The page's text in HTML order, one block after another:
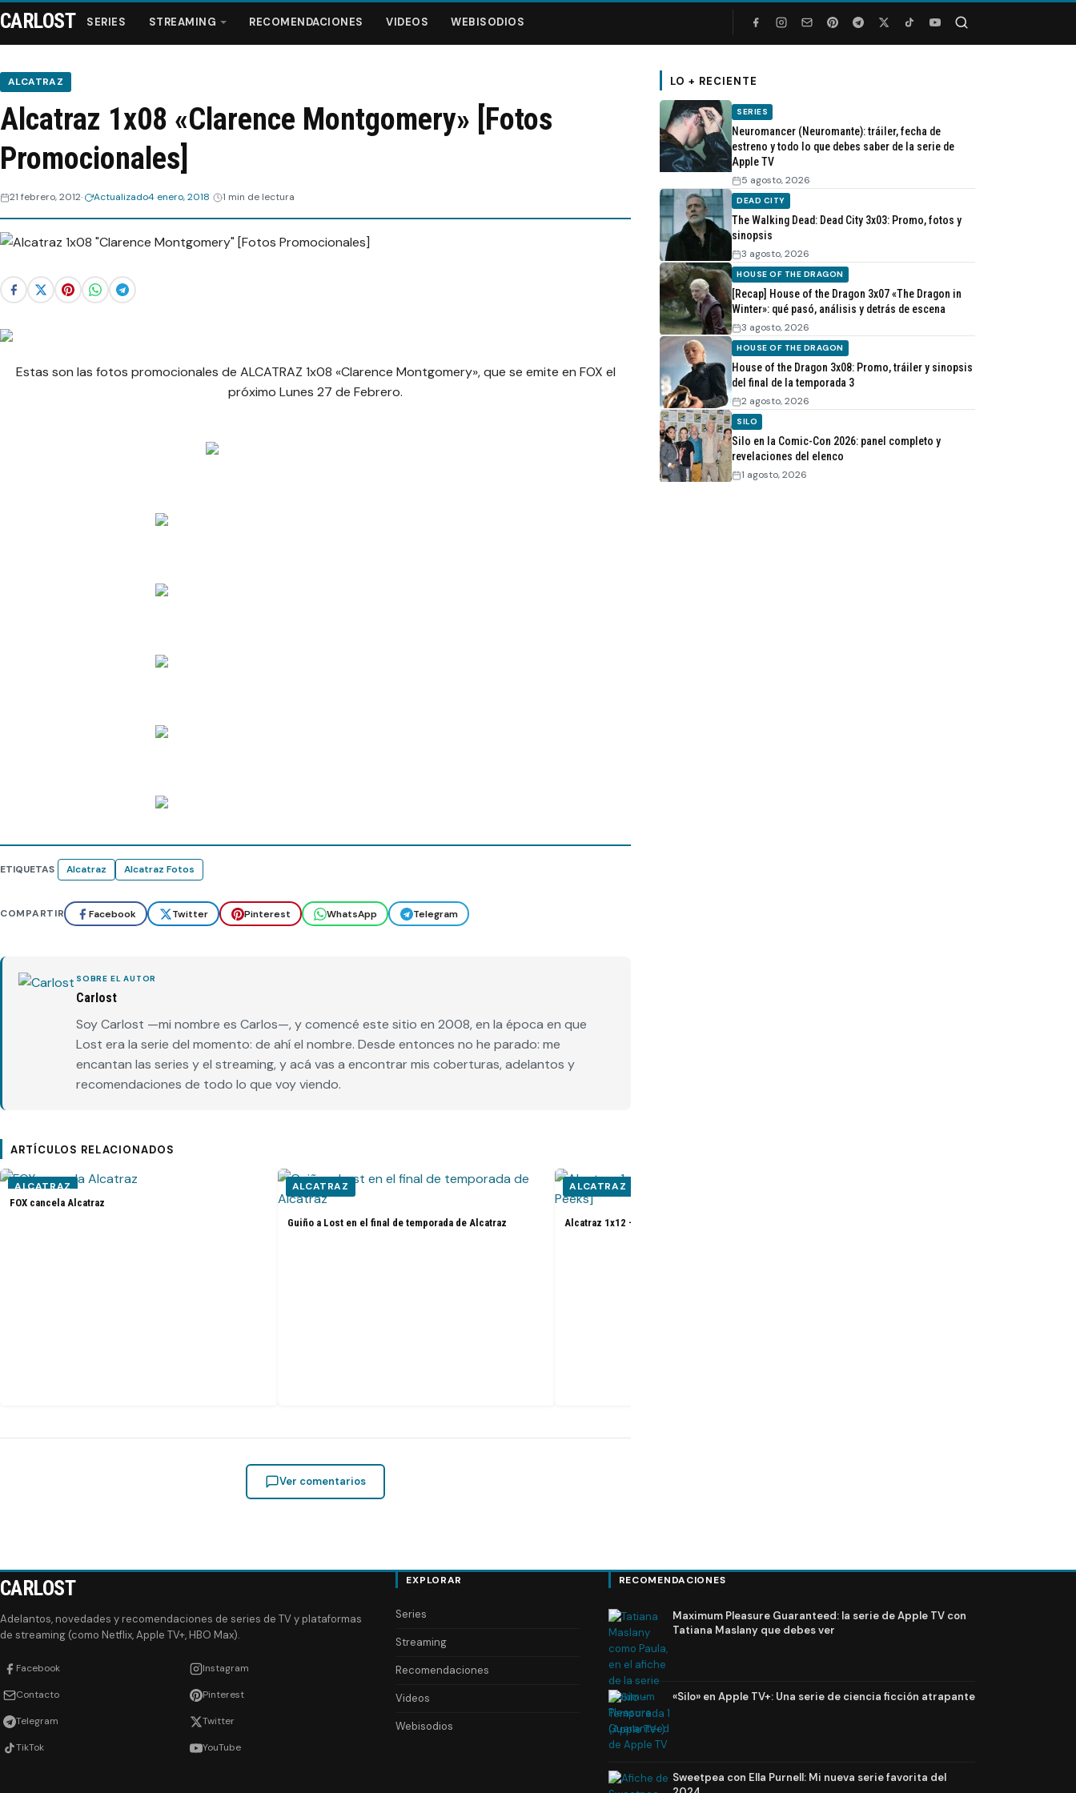
Series
Streaming
Webisodios
CARLOST SERIES STREAMING RECOMENDACIONES VIDEOS WEBISODIOS
ALCATRAZ
Alcatraz 1x08 «Clarence Montgomery» [Fotos
Promocionales]
21 febrero, 2012 Actualizado4 enero, 2018 1 min de lectura
Estas son las fotos promocionales de ALCATRAZ 1x08 «Clarence Montgomery», que se emite en FOX el
próximo Lunes 27 de Febrero.
ETIQUETAS Alcatraz Alcatraz Fotos
COMPARTIR Facebook Twitter Pinterest WhatsApp Telegram
SOBRE EL AUTOR
Carlost
Soy Carlost —mi nombre es Carlos—, y comencé este sitio en 2008, en la época en que
Lost era la serie del momento: de ahí el nombre. Desde entonces no he parado: me
encantan las series y el streaming, y acá vas a encontrar mis coberturas, adelantos y
recomendaciones de todo lo que voy viendo.
ARTÍCULOS RELACIONADOS
ALCATRAZ
FOX cancela Alcatraz
ALCATRAZ
Guiño a Lost en el final de temporada de Alcatraz
ALCATRAZ
Alcatraz 1x12 + 1x13 Season Finale [Sneak Peeks]
Ver comentarios
LO + RECIENTE
SERIES
Neuromancer (Neuromante): tráiler, fecha de
estreno y todo lo que debes saber de la serie de
Apple TV
5 agosto, 2026
DEAD CITY
The Walking Dead: Dead City 3x03: Promo, fotos y
sinopsis
3 agosto, 2026
HOUSE OF THE DRAGON
[Recap] House of the Dragon 3x07 «The Dragon in
Winter»: qué pasó, análisis y detrás de escena
3 agosto, 2026
HOUSE OF THE DRAGON
House of the Dragon 3x08: Promo, tráiler y sinopsis
del final de la temporada 3
2 agosto, 2026
SILO
Silo en la Comic-Con 2026: panel completo y
revelaciones del elenco
1 agosto, 2026
CARLOST
Adelantos, novedades y recomendaciones de series de TV y plataformas
de streaming (como Netflix, Apple TV+, HBO Max).
Facebook Instagram
Contacto Pinterest
Telegram Twitter
TikTok YouTube
EXPLORAR
Series
Streaming
Recomendaciones
Videos
Webisodios
RECOMENDACIONES
Maximum Pleasure Guaranteed: la serie de Apple TV con
Tatiana Maslany que debes ver
«Silo» en Apple TV+: Una serie de ciencia ficción atrapante
Sweetpea con Ella Purnell: Mi nueva serie favorita del